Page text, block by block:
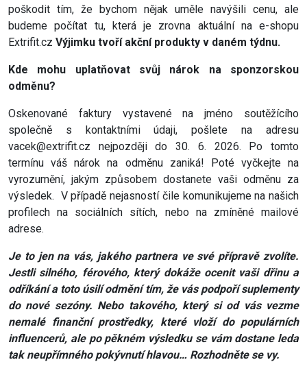
poškodit tím, že bychom nějak uměle navýšili cenu, ale
budeme počítat tu, která je zrovna aktuální na e-shopu
Extrifit.cz Výjimku tvoří akční produkty v daném týdnu.
Kde mohu uplatňovat svůj nárok na sponzorskou
odměnu?
Oskenované faktury vystavené na jméno soutěžícího
společně s kontaktními údaji, pošlete na adresu
vacek@extrifit.cz nejpozději do 30. 6. 2026. Po tomto
termínu váš nárok na odměnu zaniká! Poté vyčkejte na
vyrozumění, jakým způsobem dostanete vaši odměnu za
výsledek. V případě nejasností čile komunikujeme na našich
profilech na sociálních sítích, nebo na zmíněné mailové
adrese.
Je to jen na vás, jakého partnera ve své přípravě zvolíte.
Jestli silného, férového, který dokáže ocenit vaši dřinu a
odříkání a toto úsilí odmění tím, že vás podpoří suplementy
do nové sezóny. Nebo takového, který si od vás vezme
nemalé finanční prostředky, které vloží do populárních
influencerů, ale po pěkném výsledku se vám dostane leda
tak neupřímného pokývnutí hlavou… Rozhodněte se vy.